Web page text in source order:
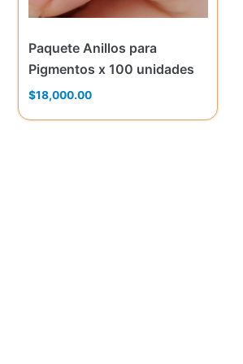
Paquete Anillos para
Pigmentos x 100 unidades
$18,000.00